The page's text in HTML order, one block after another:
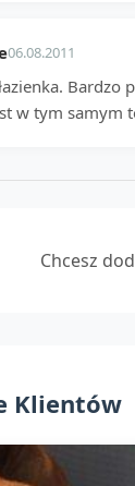
06.08.2011
Bardzo
w tym samym
Chcesz
Klientów